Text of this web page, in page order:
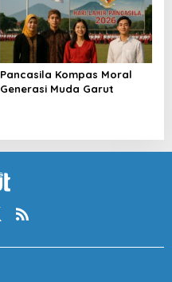
Pancasila Kompas Moral
Generasi Muda Garut